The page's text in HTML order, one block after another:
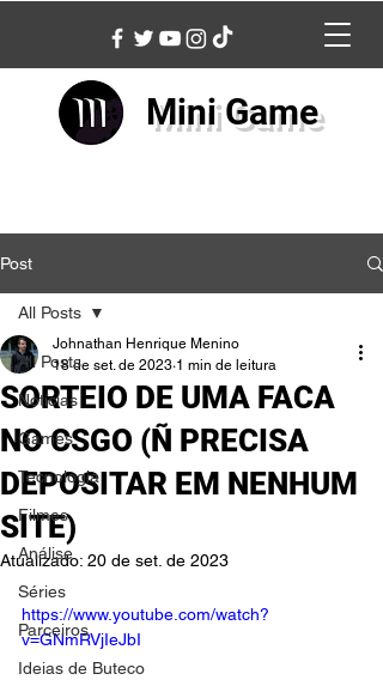
Mini Game
Post
All Posts
Notícias
Games
Tecnologia
Filmes
Análise
Séries
Parceiros
Ideias de Buteco
All Posts
SORTEIO DE UMA FACA
NO CSGO (Ñ PRECISA
DEPOSITAR EM NENHUM
SITE)
Johnathan Henrique Menino
18 de set. de 2023 1 min de leitura
Atualizado: 20 de set. de 2023
https://www.youtube.com/watch?
v=GNmRVjIeJbI